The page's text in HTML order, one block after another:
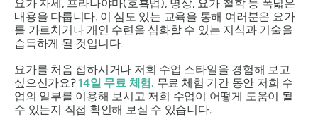
요가 자세, 프라나야마(호흡법), 명상, 요가 철학 등 폭넓은
내용을 다룹니다. 이 심도 있는 교육을 통해 여러분은 요가
를 가르치거나 개인 수련을 심화할 수 있는 지식과 기술을
습득하게 될 것입니다.
요가를 처음 접하시거나 저희 수업 스타일을 경험해 보고
싶으신가요?14일 무료 체험. 무료 체험 기간 동안 저희 수
업의 일부를 이용해 보시고 저희 수업이 어떻게 도움이 될
수 있는지 직접 확인해 보실 수 있습니다.